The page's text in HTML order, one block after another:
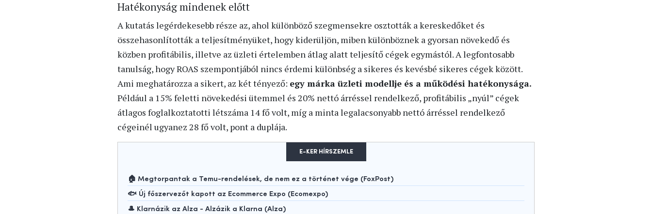
Hatékonyság mindenek előtt
A kutatás legérdekesebb része az, ahol különböző szegmensekre osztották a kereskedőket és
összehasonlították a teljesítményüket, hogy kiderüljön, miben különböznek a gyorsan növekedő és
közben profitábilis, illetve az üzleti értelemben átlag alatt teljesítő cégek egymástól. A legfontosabb
tanulság, hogy ROAS szempontjából nincs érdemi különbség a sikeres és kevésbé sikeres cégek között.
Ami meghatározza a sikert, az két tényező: egy márka üzleti modellje és a működési hatékonysága.
Például a 15% feletti növekedési ütemmel és 20% nettó árréssel rendelkező, profitábilis „nyúl” cégek
átlagos foglalkoztatotti létszáma 14 fő volt, míg a minta legalacsonyabb nettó árréssel rendelkező
cégeinél ugyanez 28 fő volt, pont a duplája.
E-KER HÍRSZEMLE
🏠 Megtorpantak a Temu-rendelések, de nem ez a történet vége (FoxPost)
🐟 Új főszervezőt kapott az Ecommerce Expo (Ecomexpo)
🎩 Klarnázik az Alza - Alzázik a Klarna (Alza)